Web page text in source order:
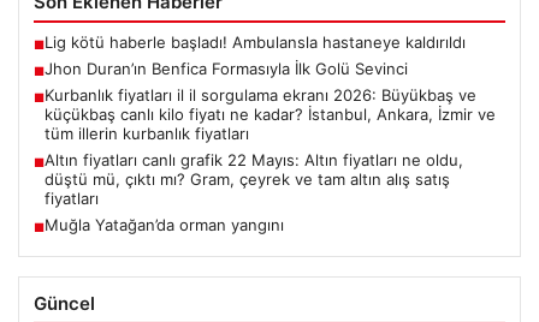
■Lig kötü haberle başladı! Ambulansla hastaneye kaldırıldı
■Jhon Duran’ın Benfica Formasıyla İlk Golü Sevinci
■Kurbanlık fiyatları il il sorgulama ekranı 2026: Büyükbaş ve
küçükbaş canlı kilo fiyatı ne kadar? İstanbul, Ankara, İzmir ve
tüm illerin kurbanlık fiyatları
■Altın fiyatları canlı grafik 22 Mayıs: Altın fiyatları ne oldu,
düştü mü, çıktı mı? Gram, çeyrek ve tam altın alış satış
fiyatları
■Muğla Yatağan’da orman yangını
Güncel